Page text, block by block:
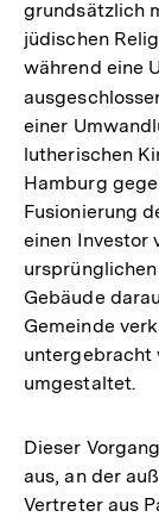
grundsätzlich
jüdischen
während eine
einer
lutherischen
Hamburg
Fusionierung
einen Investor
Gebäude
Gemeinde
untergebracht
umgestaltet.
Dieser
aus, an der
Vertreter aus